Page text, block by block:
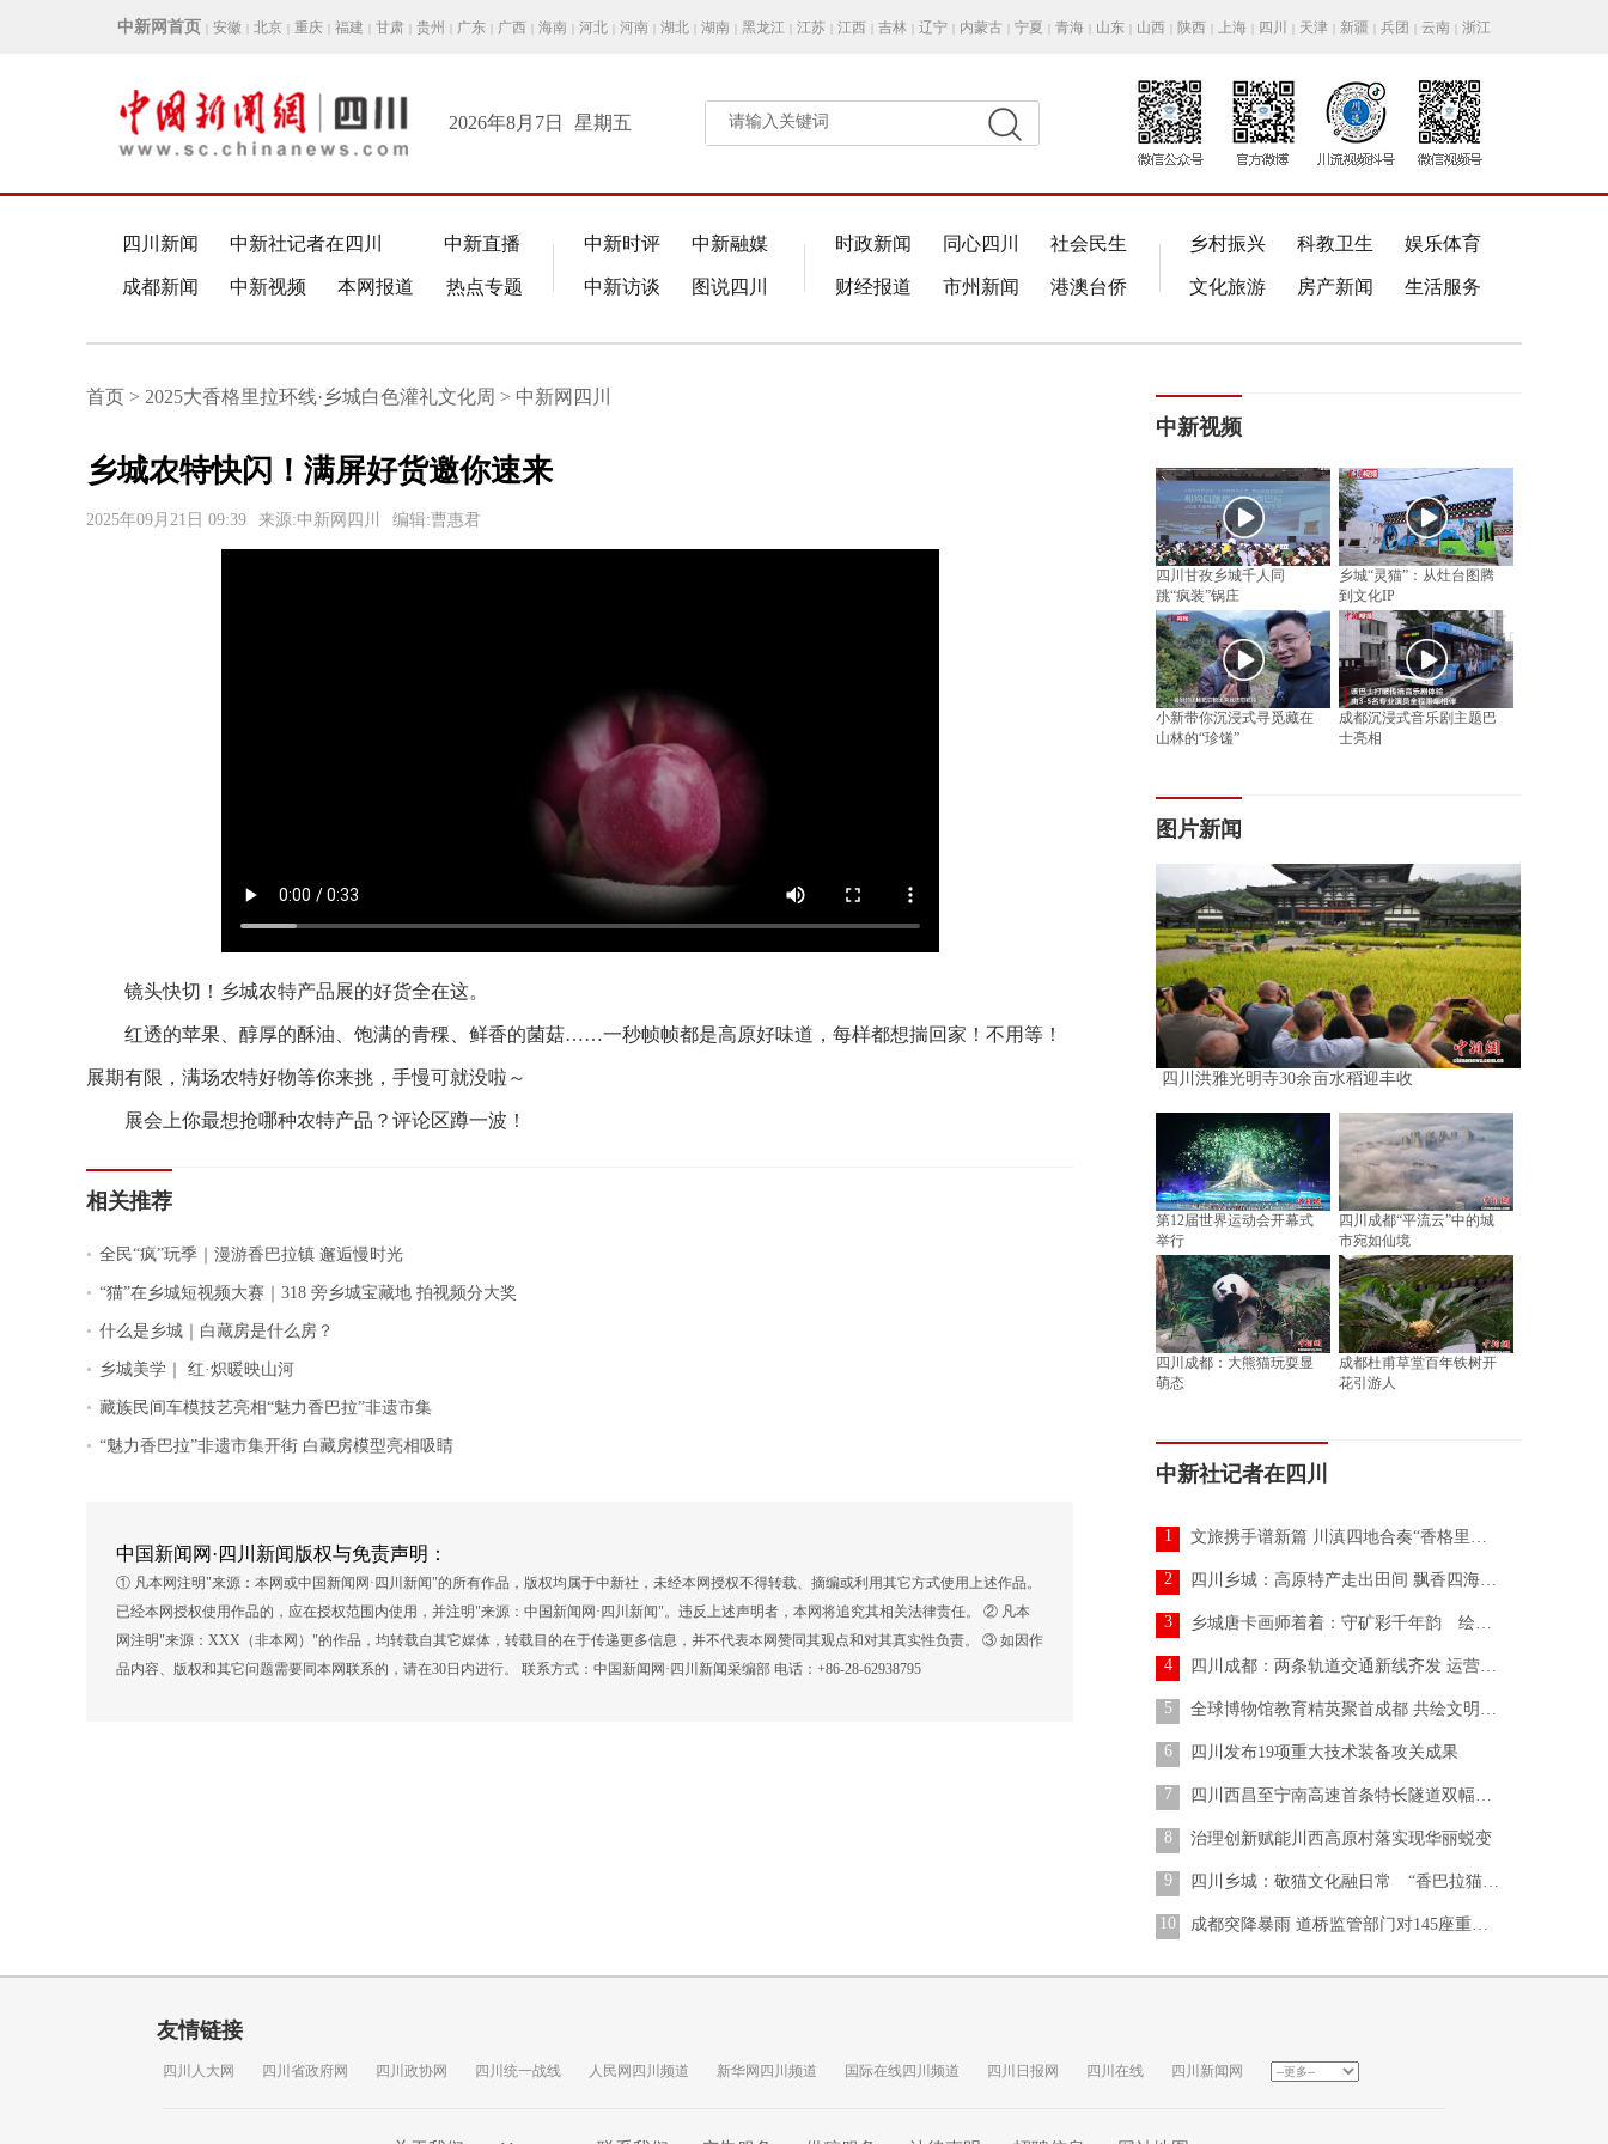
中新网首页 | 安徽 | 北京 | 重庆 | 福建 | 甘肃 | 贵州 | 广东 | 广西 | 海南 | 河北 | 河南 | 湖北 | 湖南 | 黑龙江 | 江苏 | 江西 | 吉林 | 辽宁 | 内蒙古 | 宁夏 | 青海 | 山东 | 山西 | 陕西 | 上海 | 四川 | 天津 | 新疆 | 兵团 | 云南 | 浙江
2026年8月7日 星期五 请输入关键词
四川新闻 中新社记者在四川 中新直播
成都新闻 中新视频 本网报道 热点专题
中新时评 中新融媒
中新访谈 图说四川
时政新闻 同心四川 社会民生
财经报道 市州新闻 港澳台侨
乡村振兴 科教卫生 娱乐体育
文化旅游 房产新闻 生活服务
首页 > 2025大香格里拉环线·乡城白色灌礼文化周 > 中新网四川
乡城农特快闪！满屏好货邀你速来
2025年09月21日 09:39 来源:中新网四川 编辑:曹惠君
镜头快切！乡城农特产品展的好货全在这。
红透的苹果、醇厚的酥油、饱满的青稞、鲜香的菌菇……一秒帧帧都是高原好味道，每样都想揣回家！不用等！
展期有限，满场农特好物等你来挑，手慢可就没啦～
展会上你最想抢哪种农特产品？评论区蹲一波！
相关推荐
. 全民“疯”玩季｜漫游香巴拉镇 邂逅慢时光
. “猫”在乡城短视频大赛｜318 旁乡城宝藏地 拍视频分大奖
. 什么是乡城｜白藏房是什么房？
. 乡城美学｜ 红·炽暖映山河
. 藏族民间车模技艺亮相“魅力香巴拉”非遗市集
. “魅力香巴拉”非遗市集开街 白藏房模型亮相吸睛
中国新闻网·四川新闻版权与免责声明：
① 凡本网注明"来源：本网或中国新闻网·四川新闻"的所有作品，版权均属于中新社，未经本网授权不得转载、摘编或利用其它方式使用上述作品。
已经本网授权使用作品的，应在授权范围内使用，并注明"来源：中国新闻网·四川新闻"。违反上述声明者，本网将追究其相关法律责任。 ② 凡本
网注明"来源：XXX（非本网）"的作品，均转载自其它媒体，转载目的在于传递更多信息，并不代表本网赞同其观点和对其真实性负责。 ③ 如因作
品内容、版权和其它问题需要同本网联系的，请在30日内进行。 联系方式：中国新闻网·四川新闻采编部 电话：+86-28-62938795
中新视频
四川甘孜乡城千人同
跳“疯装”锅庄
乡城“灵猫”：从灶台图腾
到文化IP
小新带你沉浸式寻觅藏在
山林的“珍馐”
成都沉浸式音乐剧主题巴
士亮相
图片新闻
四川洪雅光明寺30余亩水稻迎丰收
第12届世界运动会开幕式
举行
四川成都“平流云”中的城
市宛如仙境
四川成都：大熊猫玩耍显
萌态
成都杜甫草堂百年铁树开
花引游人
中新社记者在四川
1 文旅携手谱新篇 川滇四地合奏“香格里拉四重奏”
2 四川乡城：高原特产走出田间 飘香四海引游人
3 乡城唐卡画师着着：守矿彩千年韵 绘非遗新生章
4 四川成都：两条轨道交通新线齐发 运营里程破700公里
5 全球博物馆教育精英聚首成都 共绘文明互鉴蓝图
6 四川发布19项重大技术装备攻关成果
7 四川西昌至宁南高速首条特长隧道双幅贯通
8 治理创新赋能川西高原村落实现华丽蜕变
9 四川乡城：敬猫文化融日常 “香巴拉猫”焕新生
10 成都突降暴雨 道桥监管部门对145座重点桥梁开展应急巡查
友情链接
四川人大网 四川省政府网 四川政协网 四川统一战线 人民网四川频道 新华网四川频道 国际在线四川频道 四川日报网 四川在线 四川新闻网